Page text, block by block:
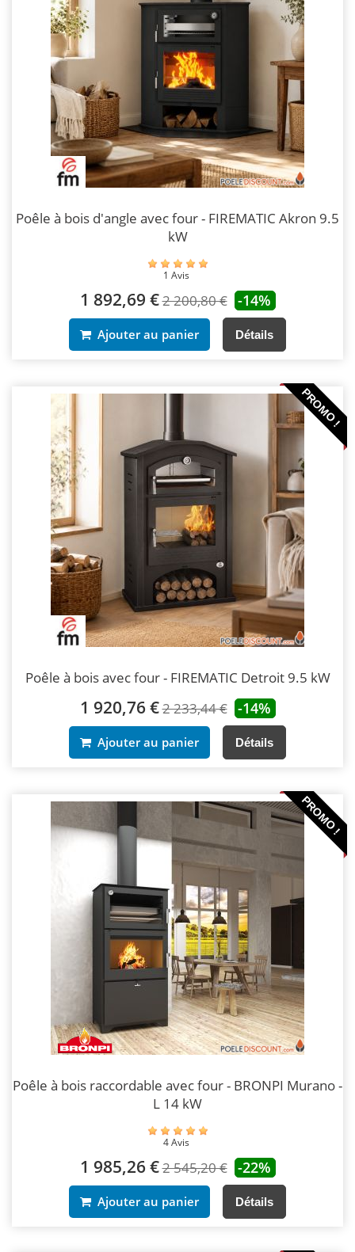
Poêle à bois d'angle avec four - FIREMATIC Akron 9.5
kW
1 Avis
1 892,69 €2 200,80 € -14%
Ajouter au panier Détails
PROMO !
Poêle à bois avec four - FIREMATIC Detroit 9.5 kW
1 920,76 €2 233,44 € -14%
Ajouter au panier Détails
PROMO !
Poêle à bois raccordable avec four - BRONPI Murano -
L 14 kW
4 Avis
1 985,26 €2 545,20 € -22%
Ajouter au panier Détails